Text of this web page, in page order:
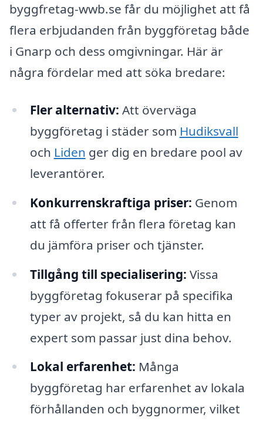
byggfretag-wwb.se får du möjlighet att få
flera erbjudanden från byggföretag både
i Gnarp och dess omgivningar. Här är
några fördelar med att söka bredare:
Fler alternativ: Att överväga
byggföretag i städer som Hudiksvall
och Liden ger dig en bredare pool av
leverantörer.
Konkurrenskraftiga priser: Genom
att få offerter från flera företag kan
du jämföra priser och tjänster.
Tillgång till specialisering: Vissa
byggföretag fokuserar på specifika
typer av projekt, så du kan hitta en
expert som passar just dina behov.
Lokal erfarenhet: Många
byggföretag har erfarenhet av lokala
förhållanden och byggnormer, vilket